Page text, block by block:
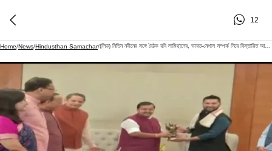
12
Home/News/Hindusthan Samachar/ (লিড) নিতিন নবীনের সঙ্গে বৈঠক রবি লামিছানের, ভারত-নেপাল সম্পর্ক নিয়ে বিস্তারিত আলোচনা